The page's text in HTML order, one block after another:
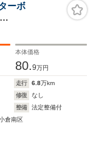
ーボ
ETC/純
レーキ/コー
本体価格
80.9万円
走行 6.8万km
修復
なし
整備
法定整備付
倉南区